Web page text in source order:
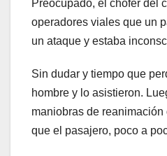
Preocupado, el chofer del
operadores viales que un
un ataque y estaba
Sin dudar y tiempo que
hombre y lo asistieron.
maniobras de
que el pasajero, poco a